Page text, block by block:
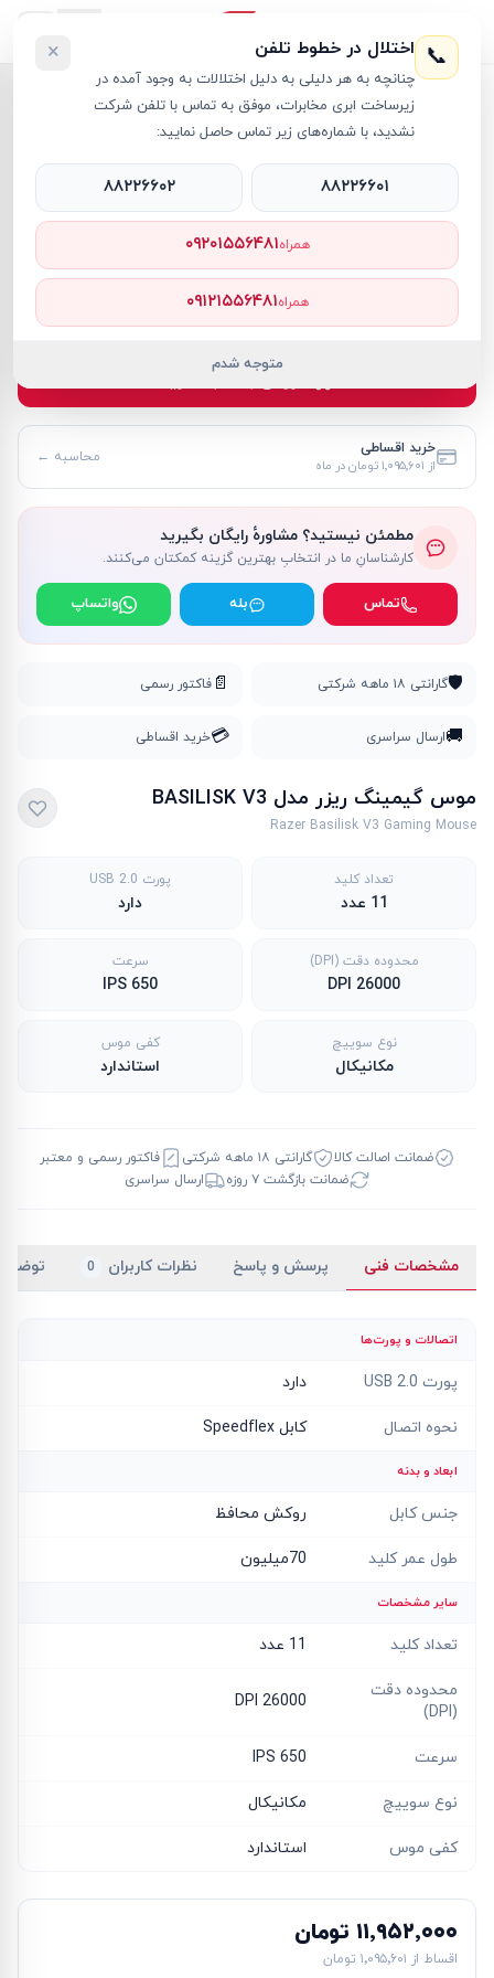
›موس گیمینگ ریزر مدل BASILISK V3
موس RT12695
خرید اقساطی
از ۱٬۰۹۵٬۶۰۱ تومان در ماه محاسبه ←
مطمئن نیستید؟ مشاورهٔ رایگان بگیرید
کارشناسانِ ما در انتخابِ بهترین گزینه کمکتان می‌کنند.
تماس بله واتساپ
🛡️گارانتی ۱۸ ماهه شرکتی 📄 فاکتور رسمی
🚚ارسال سراسری 💳خرید اقساطی
موس گیمینگ ریزر مدل BASILISK V3
Razer Basilisk V3 Gaming Mouse
تعداد کلید
11 عدد
پورت USB 2.0
دارد
محدوده دقت (DPI)
26000 DPI
سرعت
650 IPS
نوع سوییچ
مکانیکال
کفی موس
استاندارد
ضمانت اصالت کالا گارانتی ۱۸ ماهه شرکتی
فاکتور رسمی و معتبر
ضمانت بازگشت ۷ روزه
ارسال سراسری
مشخصات فنی پرسش و پاسخ نظرات کاربران 0
اتصالات و پورت‌ها
پورت USB 2.0 دارد
نحوه اتصال کابل Speedflex
ابعاد و بدنه
جنس کابل روکش محافظ
طول عمر کلید 70میلیون
سایر مشخصات
تعداد کلید 11 عدد
محدوده دقت
(DPI)
26000 DPI
سرعت 650 IPS
نوع سوییچ مکانیکال
کفی موس استاندارد
۱۱٬۹۵۲٬۰۰۰ تومان
اقساط از ۱٬۰۹۵٬۶۰۱ تومان
📞 اختلال در خطوط تلفن
چنانچه به هر دلیلی به دلیل اختلالات به وجود آمده در
زیرساخت ابری مخابرات، موفق به تماس با تلفن شرکت
نشدید، با شماره‌های زیر تماس حاصل نمایید:
×
۸۸۲۲۶۶۰۱ ۸۸۲۲۶۶۰۲
همراه۰۹۲۰۱۵۵۶۴۸۱
همراه۰۹۱۲۱۵۵۶۴۸۱
متوجه شدم